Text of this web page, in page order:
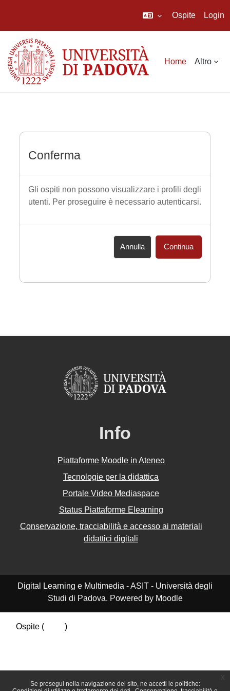
Se prosegui nella navigazione del sito, ne accetti le politiche:
Ospite Login
Home Altro
Conferma
Gli ospiti non possono visualizzare i profili degli
utenti. Per proseguire è necessario autenticarsi.
Annulla Continua
Info
Piattaforme Moodle in Ateneo
Tecnologie per la didattica
Portale Video Mediaspace
Status Piattaforme Elearning
Conservazione, tracciabilità e accesso ai materiali
didattici digitali
Digital Learning e Multimedia - ASIT - Università degli
Studi di Padova. Powered by Moodle
Ospite (
)